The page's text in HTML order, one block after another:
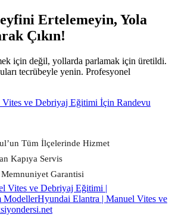
Ertelemeyin, Yola
Çıkın!
için değil, yollarda parlamak için üretildi.
tecrübeyle yenin. Profesyonel
ve Debriyaj Eğitimi İçin Randevu
Tüm İlçelerinde Hizmet
Kapıya Servis
Memnuniyet Garantisi
Vites ve Debriyaj Eğitimi |
ModellerHyundai Elantra | Manuel Vites ve